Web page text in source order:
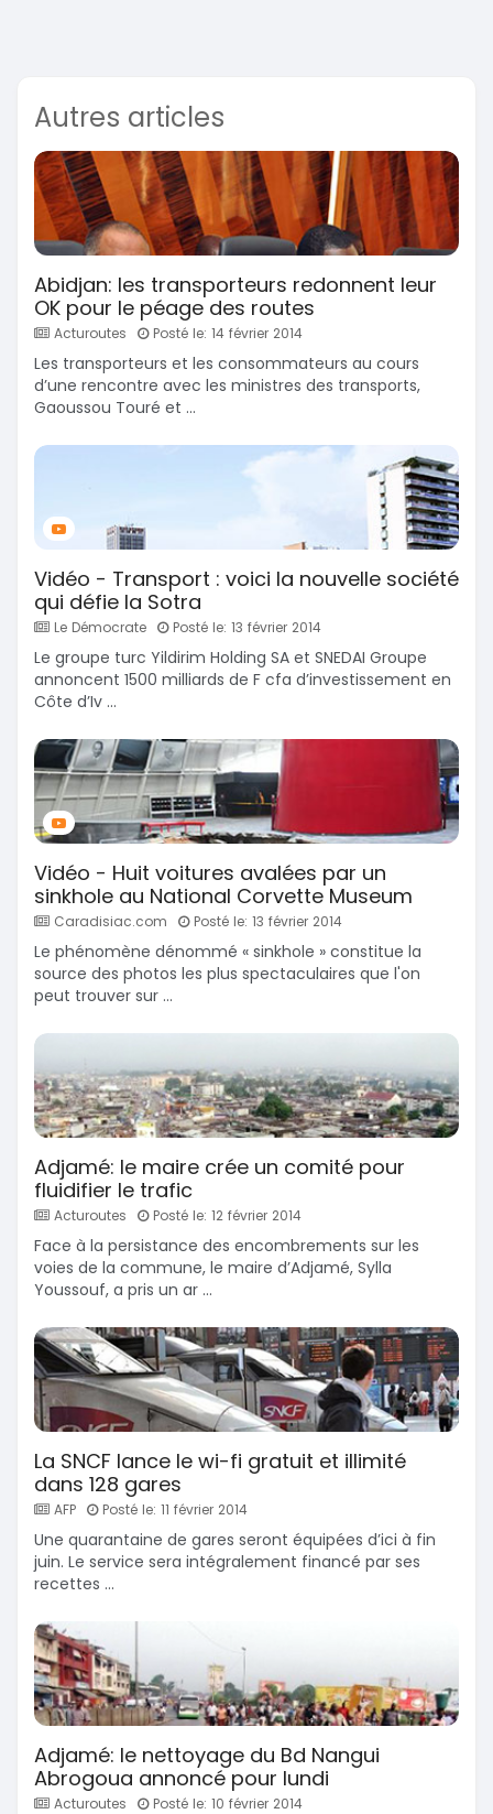
Autres articles
Abidjan: les transporteurs redonnent leur
OK pour le péage des routes
Acturoutes Posté le: 14 février 2014
Les transporteurs et les consommateurs au cours
d’une rencontre avec les ministres des transports,
Gaoussou Touré et ...
Vidéo - Transport : voici la nouvelle société
qui défie la Sotra
Le Démocrate Posté le: 13 février 2014
Le groupe turc Yildirim Holding SA et SNEDAI Groupe
annoncent 1500 milliards de F cfa d’investissement en
Côte d’Iv ...
Vidéo - Huit voitures avalées par un
sinkhole au National Corvette Museum
Caradisiac.com Posté le: 13 février 2014
Le phénomène dénommé « sinkhole » constitue la
source des photos les plus spectaculaires que l'on
peut trouver sur ...
Adjamé: le maire crée un comité pour
fluidifier le trafic
Acturoutes Posté le: 12 février 2014
Face à la persistance des encombrements sur les
voies de la commune, le maire d’Adjamé, Sylla
Youssouf, a pris un ar ...
La SNCF lance le wi-fi gratuit et illimité
dans 128 gares
AFP Posté le: 11 février 2014
Une quarantaine de gares seront équipées d’ici à fin
juin. Le service sera intégralement financé par ses
recettes ...
Adjamé: le nettoyage du Bd Nangui
Abrogoua annoncé pour lundi
Acturoutes Posté le: 10 février 2014